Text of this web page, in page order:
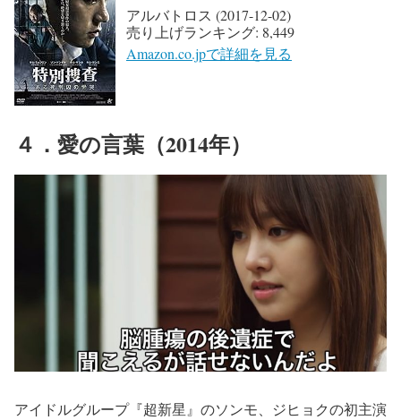
アルバトロス (2017-12-02)
売り上げランキング: 8,449
Amazon.co.jpで詳細を見る
４．愛の言葉（2014年）
アイドルグループ『超新星』のソンモ、ジヒョクの初主演